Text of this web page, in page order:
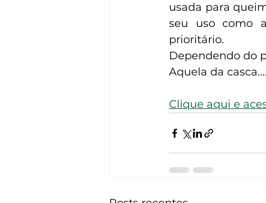
usada para
seu uso como
prioritário.
Dependendo do
Aquela da
Clique aqui e